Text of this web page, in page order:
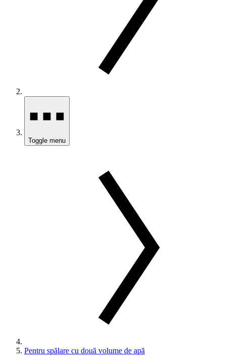
Toggle menu
Pentru spălare cu două volume de apă